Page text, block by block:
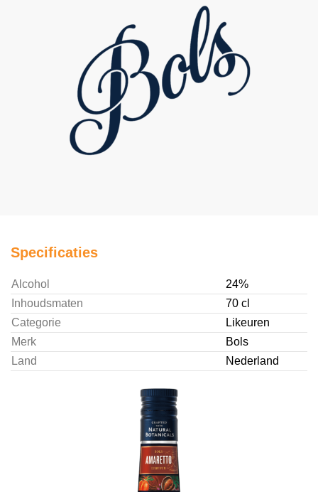
Specificaties
Alcohol
24%
Inhoudsmaten
70 cl
Categorie
Likeuren
Merk
Bols
Land
Nederland